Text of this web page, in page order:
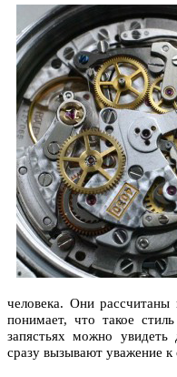
человека. Они
понимает, что такое
запястьях можно
сразу вызывают уважение к